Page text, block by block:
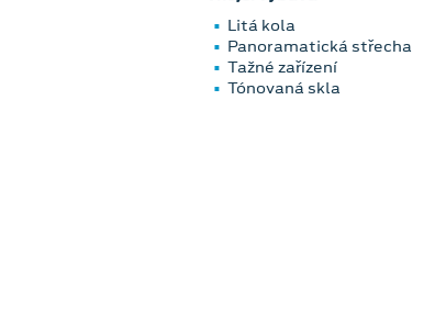
Litá kola
Panoramatická střecha
Tažné zařízení
Tónovaná skla